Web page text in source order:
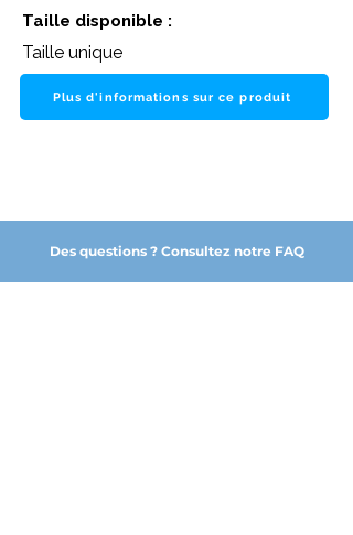
Taille disponible :
Taille unique
Plus d'informations sur ce produit
Des questions ? Consultez notre FAQ